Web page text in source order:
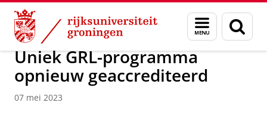
Skip
Content
Skip
Navigation
Menu
en
zoeken
Over ons Campus Fryslân
Uniek GRL-programma
opnieuw geaccrediteerd
07 mei 2023